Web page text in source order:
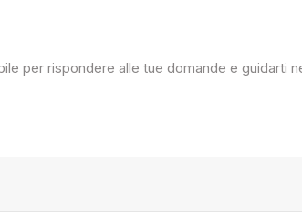
per rispondere alle tue domande e guidarti